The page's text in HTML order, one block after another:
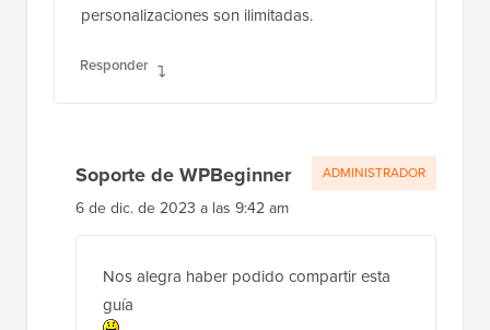
personalizaciones son ilimitadas.
Responder
Soporte de WPBeginner
6 de dic. de 2023 a las 9:42 am
Nos alegra haber podido compartir esta
guía
ADMINISTRADOR